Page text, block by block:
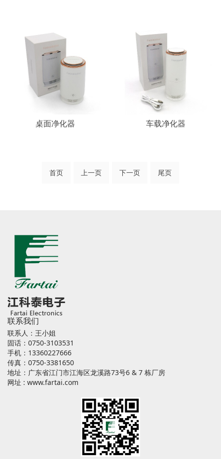
桌面净化器 车载净化器
首页 上一页 下一页 尾页
联系我们
联系人：王小姐
固话：0750-3103531
手机：13360227666
传真：0750-3381650
地址：广东省江门市江海区龙溪路73号6 & 7 栋厂房
网址 : www.fartai.com